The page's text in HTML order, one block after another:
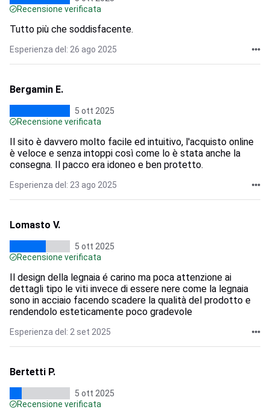
Recensione verificata
Tutto più che soddisfacente.
Esperienza del: 26 ago 2025
Bergamin E.
5 ott 2025
Recensione verificata
Il sito è davvero molto facile ed intuitivo, l'acquisto online
è veloce e senza intoppi così come lo è stata anche la
consegna. Il pacco era idoneo e ben protetto.
Esperienza del: 23 ago 2025
Lomasto V.
5 ott 2025
Recensione verificata
Il design della legnaia é carino ma poca attenzione ai
dettagli tipo le viti invece di essere nere come la legnaia
sono in acciaio facendo scadere la qualità del prodotto e
rendendolo esteticamente poco gradevole
Esperienza del: 2 set 2025
Bertetti P.
5 ott 2025
Recensione verificata